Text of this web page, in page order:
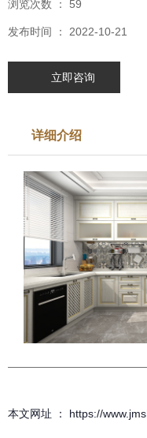
浏览次数 ： 59
发布时间 ： 2022-10-21
立即咨询
详细介绍
本文网址 ： https://